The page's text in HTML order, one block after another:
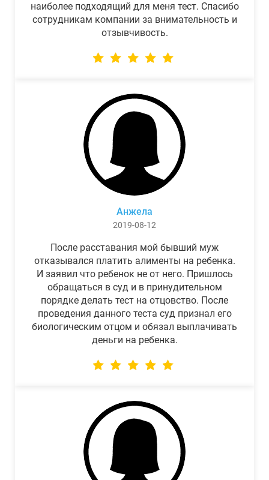
наиболее подходящий для меня тест. Спасибо
сотрудникам компании за внимательность и
отзывчивость.
Анжела
2019-08-12
После расставания мой бывший муж
отказывался платить алименты на ребенка.
И заявил что ребенок не от него. Пришлось
обращаться в суд и в принудительном
порядке делать тест на отцовство. После
проведения данного теста суд признал его
биологическим отцом и обязал выплачивать
деньги на ребенка.